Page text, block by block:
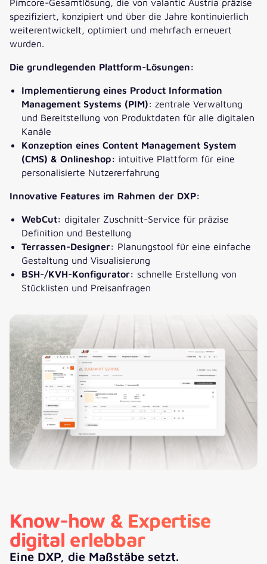
spezifiziert, konzipiert und über die Jahre kontinuierlich
weiterentwickelt, optimiert und mehrfach erneuert
wurden.
Die grundlegenden Plattform-Lösungen:
Implementierung eines Product Information
Management Systems (PIM): zentrale Verwaltung
und Bereitstellung von Produktdaten für alle digitalen
Kanäle
Konzeption eines Content Management System
(CMS) & Onlineshop: intuitive Plattform für eine
personalisierte Nutzererfahrung
Innovative Features im Rahmen der DXP:
WebCut: digitaler Zuschnitt-Service für präzise
Definition und Bestellung
Terrassen-Designer: Planungstool für eine einfache
Gestaltung und Visualisierung
BSH-/KVH-Konfigurator: schnelle Erstellung von
Stücklisten und Preisanfragen
Know-how & Expertise
digital erlebbar
Eine DXP, die Maßstäbe setzt.